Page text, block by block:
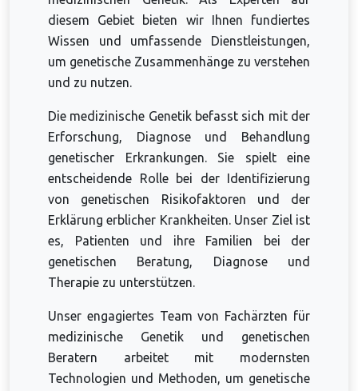
diesem Gebiet bieten wir Ihnen fundiertes
Wissen und umfassende Dienstleistungen,
um genetische Zusammenhänge zu verstehen
und zu nutzen.
Die medizinische Genetik befasst sich mit der
Erforschung, Diagnose und Behandlung
genetischer Erkrankungen. Sie spielt eine
entscheidende Rolle bei der Identifizierung
von genetischen Risikofaktoren und der
Erklärung erblicher Krankheiten. Unser Ziel ist
es, Patienten und ihre Familien bei der
genetischen Beratung, Diagnose und
Therapie zu unterstützen.
Unser engagiertes Team von Fachärzten für
medizinische Genetik und genetischen
Beratern arbeitet mit modernsten
Technologien und Methoden, um genetische